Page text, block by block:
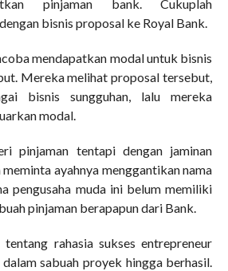
pinjaman bank. Cukuplah
bisnis proposal ke Royal Bank.
mendapatkan modal untuk bisnis
Mereka melihat proposal tersebut,
bisnis sungguhan, lalu mereka
modal.
pinjaman tentapi dengan jaminan
ayahnya menggantikan nama
pengusaha muda ini belum memiliki
pinjaman berapapun dari Bank.
rahasia sukses entrepreneur
sabuah proyek hingga berhasil.